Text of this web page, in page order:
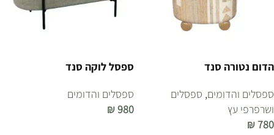
הדום נטורה סנד
ספסלים והדומים, ספסלים
ושרפרפי עץ
₪780
ספסל לוקה סנד
ספסלים והדומים
₪980